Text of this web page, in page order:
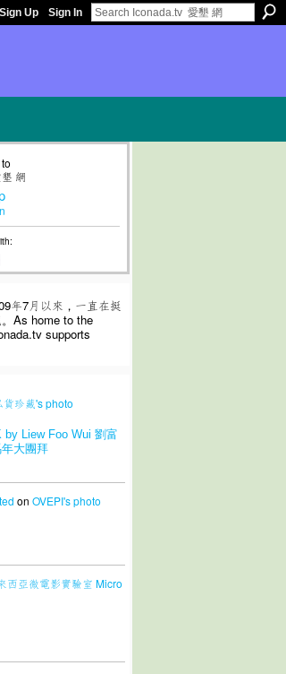
Sign Up Sign In
網
年7月以來，一直在挺
As home to the
supports
貨珍藏'sphoto
by Liew Foo Wui 劉富
大團拜
on OVEPI'sphoto
西亞微電影實驗室 Micro